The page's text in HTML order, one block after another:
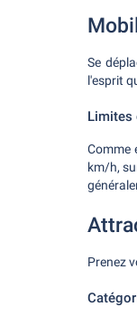
Se
l'esprit
Limites
Comme
km/h,
Prenez